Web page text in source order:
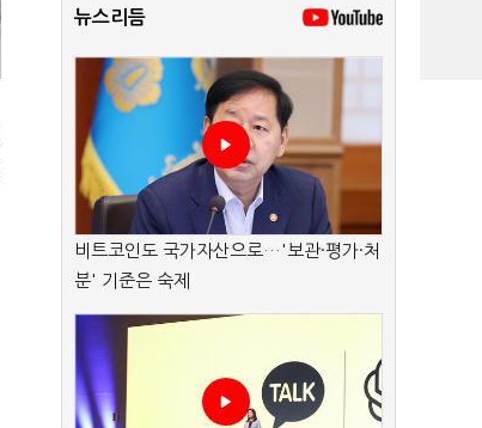
뉴스리듬
비트코인도 국가자산으로…'보관·평가·처
분' 기준은 숙제